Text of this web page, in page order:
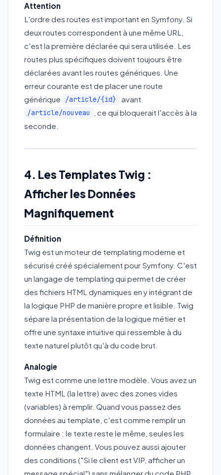
Attention
L'ordre des routes est important en Symfony. Si
deux routes correspondent à une même URL,
c'est la première déclarée qui sera utilisée. Les
routes plus spécifiques doivent toujours être
déclarées avant les routes génériques. Une
erreur courante est de placer une route
générique
/article/{id} avant
/article/nouveau
, ce qui bloquerait l'accès à la
seconde.
4. Les Templates Twig :
Afficher les Données
Magnifiquement
Définition
Twig est un moteur de templating moderne et
sécurisé créé spécialement pour Symfony. C'est
un langage de templating qui permet de créer
des fichiers HTML dynamiques en y intégrant de
la logique PHP de manière propre et lisible. Twig
sépare la présentation de la logique métier et
offre une syntaxe intuitive qui ressemble à du
texte naturel plutôt qu'à du code brut.
Analogie
Twig est comme une lettre modèle. Vous avez un
texte HTML (la lettre) avec des zones vides
(variables) à remplir. Quand vous passez des
données au template, c'est comme remplir un
formulaire : le texte reste le même, seules les
données changent. Vous pouvez aussi ajouter
des conditions ("Si le client est VIP, afficher un